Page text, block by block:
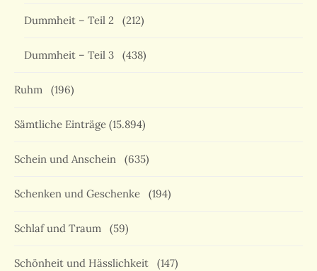
Dummheit – Teil 2 (212)
Dummheit – Teil 3 (438)
Ruhm (196)
Sämtliche Einträge (15.894)
Schein und Anschein (635)
Schenken und Geschenke (194)
Schlaf und Traum (59)
Schönheit und Hässlichkeit (147)